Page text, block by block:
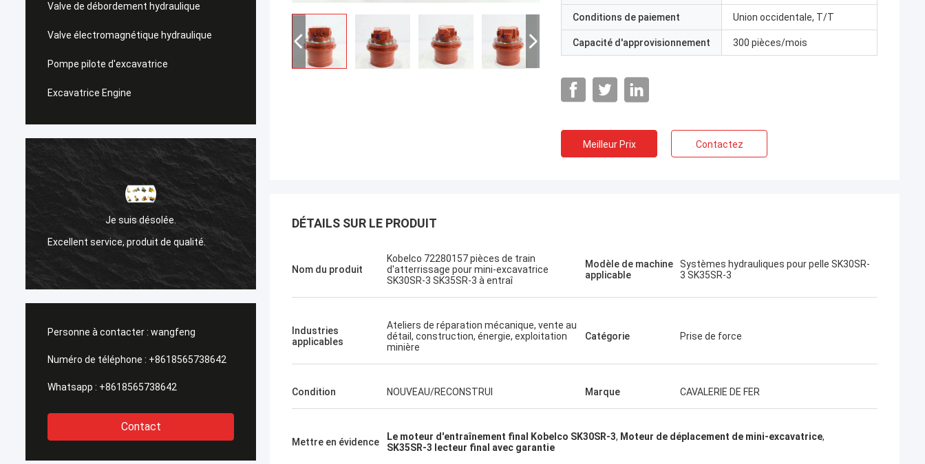
Valve de débordement hydraulique
Valve électromagnétique hydraulique
Pompe pilote d'excavatrice
Excavatrice Engine
Je suis désolée.
service, produit de qualité.
Sanok Nižehorodsky est une ville du nord
de la Russie.
Un service de gestion, une visite rapide.
rapide. Très bon prix. Je veux commander
à nouveau quand j'en aurai besoin.
Personne à contacter : wangfeng
Numéro de téléphone : +8618565738642
Whatsapp : +8618565738642
Contact
Conditions de paiement Union occidentale, T/T
Capacité d'approvisionnement 300 pièces/mois
Meilleur Prix Contactez
DÉTAILS SUR LE PRODUIT
Nom du produit
Kobelco 72280157 pièces de train
d'atterrissage pour mini-excavatrice
SK30SR-3 SK35SR-3 à entraî
Modèle de machine
applicable
Systèmes hydrauliques pour pelle SK30SR-
3 SK35SR-3
Industries
applicables
Ateliers de réparation mécanique, vente au
détail, construction, énergie, exploitation
minière
Catégorie Prise de force
Condition NOUVEAU/RECONSTRUI Marque CAVALERIE DE FER
Mettre en évidence Le moteur d'entraînement final Kobelco SK30SR-3, Moteur de déplacement de mini-excavatrice,
SK35SR-3 lecteur final avec garantie